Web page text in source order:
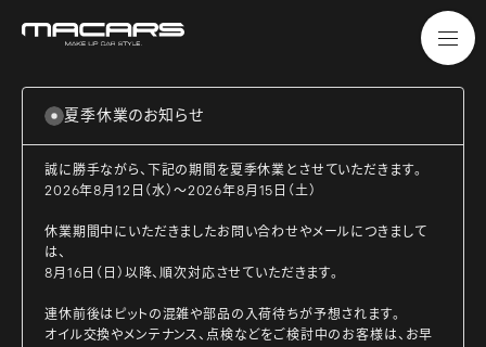
夏季休業のお知らせ
誠に勝手ながら、下記の期間を夏季休業とさせていただきます。
2026年8月12日（水）～2026年8月15日（土）
休業期間中にいただきましたお問い合わせやメールにつきまして
は、
8月16日（日）以降、順次対応させていただきます。
連休前後はピットの混雑や部品の入荷待ちが予想されます。
オイル交換やメンテナンス、点検などをご検討中のお客様は、お早